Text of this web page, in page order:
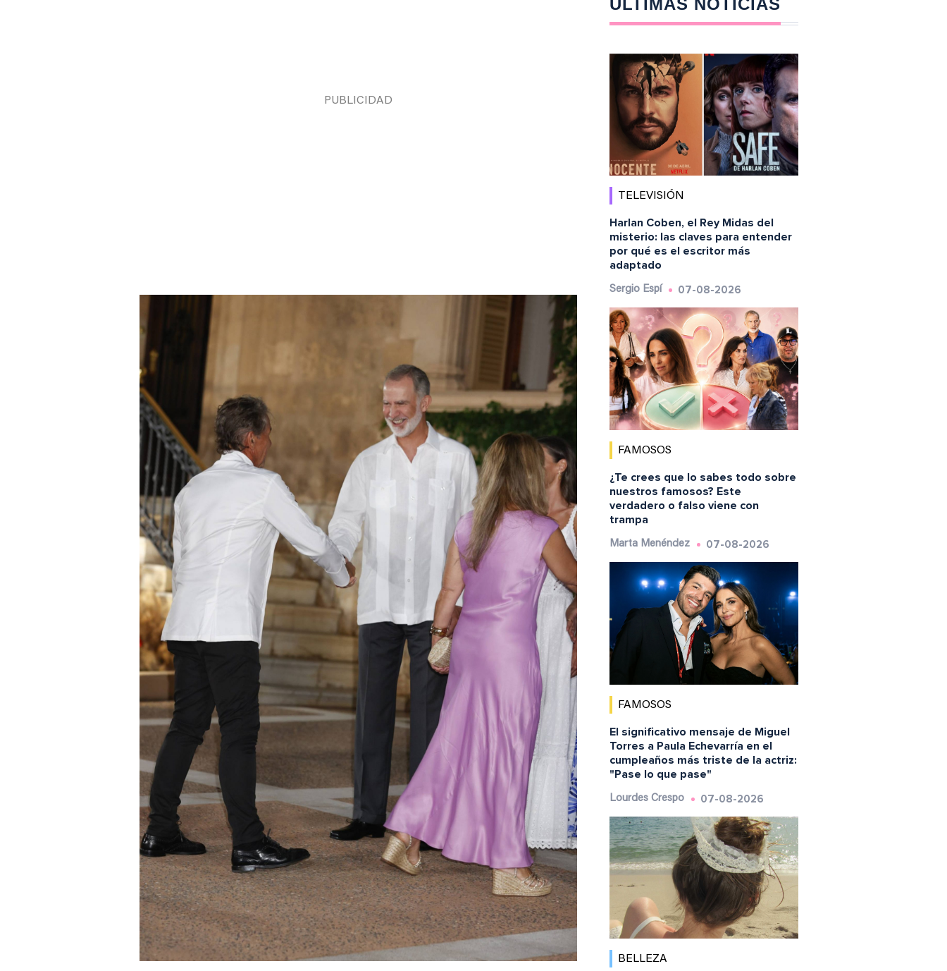
TELEVISIÓN
Harlan Coben, el Rey Midas del
misterio: las claves para entender
por qué es el escritor más
adaptado
Sergio Espí 07-08-2026
FAMOSOS
¿Te crees que lo sabes todo sobre
nuestros famosos? Este
verdadero o falso viene con
trampa
Marta Menéndez 07-08-2026
FAMOSOS
El significativo mensaje de Miguel
Torres a Paula Echevarría en el
cumpleaños más triste de la actriz:
"Pase lo que pase"
Lourdes Crespo 07-08-2026
BELLEZA